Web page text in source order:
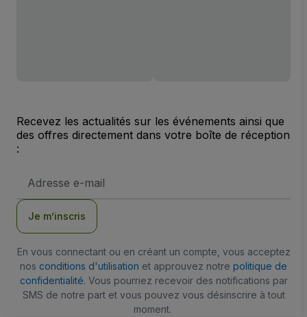
Recevez les actualités sur les événements ainsi que
des offres directement dans votre boîte de réception
:
e-
Je m’inscris
En vous connectant ou en créant un compte, vous acceptez
nos conditions d'utilisation et approuvez notre politique de
confidentialité. Vous pourriez recevoir des notifications par
SMS de notre part et vous pouvez vous désinscrire à tout
moment.